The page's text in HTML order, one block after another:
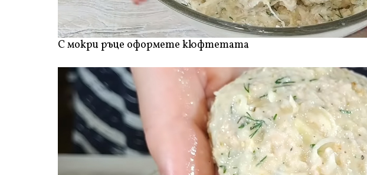
С мокри ръце оформете кюфтетата